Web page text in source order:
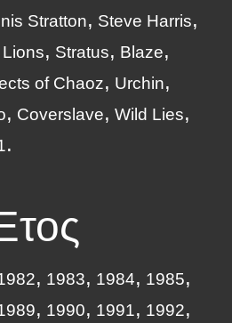
Stratton
Steve Harris
Stratus
Blaze
of Chaoz
Urchin
Coverslave
Wild Lies
1983 1984
1985
1990 1991
1992